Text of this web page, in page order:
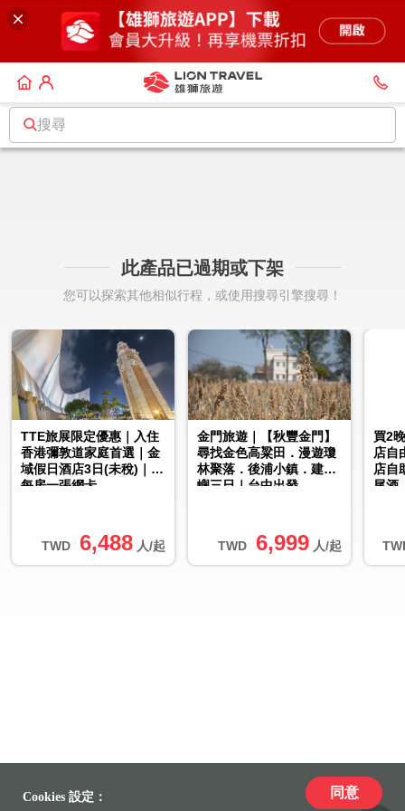
搜尋
此產品已過期或下架
您可以探索其他相似行程，或使用搜尋引擎搜尋！
TWD 6,488 人/起
TTE旅展限定優惠｜入住
香港彌敦道家庭首選｜金
域假日酒店3日(未稅)｜贈
每房一張網卡
TWD 6,999 人/起
金門旅遊｜【秋豐金門】
尋找金色高粱田．漫遊瓊
林聚落．後浦小鎮．建功
嶼三日｜台中出發
買2
店自
店自
尾酒
Cookies 設定： 同意